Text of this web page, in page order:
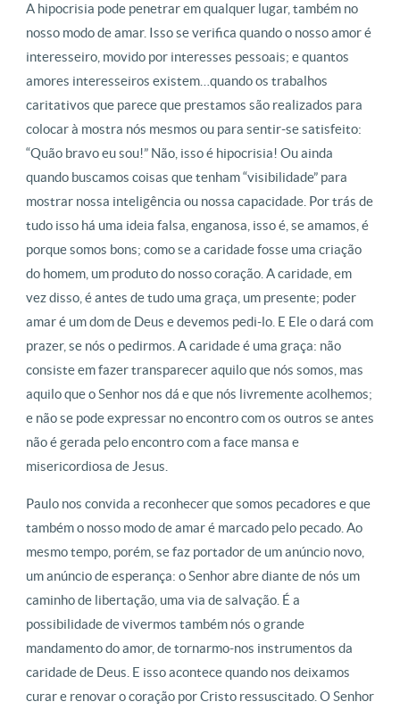
A hipocrisia pode penetrar em qualquer lugar, também no
nosso modo de amar. Isso se verifica quando o nosso amor é
interesseiro, movido por interesses pessoais; e quantos
amores interesseiros existem…quando os trabalhos
caritativos que parece que prestamos são realizados para
colocar à mostra nós mesmos ou para sentir-se satisfeito:
“Quão bravo eu sou!” Não, isso é hipocrisia! Ou ainda
quando buscamos coisas que tenham “visibilidade” para
mostrar nossa inteligência ou nossa capacidade. Por trás de
tudo isso há uma ideia falsa, enganosa, isso é, se amamos, é
porque somos bons; como se a caridade fosse uma criação
do homem, um produto do nosso coração. A caridade, em
vez disso, é antes de tudo uma graça, um presente; poder
amar é um dom de Deus e devemos pedi-lo. E Ele o dará com
prazer, se nós o pedirmos. A caridade é uma graça: não
consiste em fazer transparecer aquilo que nós somos, mas
aquilo que o Senhor nos dá e que nós livremente acolhemos;
e não se pode expressar no encontro com os outros se antes
não é gerada pelo encontro com a face mansa e
misericordiosa de Jesus.
Paulo nos convida a reconhecer que somos pecadores e que
também o nosso modo de amar é marcado pelo pecado. Ao
mesmo tempo, porém, se faz portador de um anúncio novo,
um anúncio de esperança: o Senhor abre diante de nós um
caminho de libertação, uma via de salvação. É a
possibilidade de vivermos também nós o grande
mandamento do amor, de tornarmo-nos instrumentos da
caridade de Deus. E isso acontece quando nos deixamos
curar e renovar o coração por Cristo ressuscitado. O Senhor